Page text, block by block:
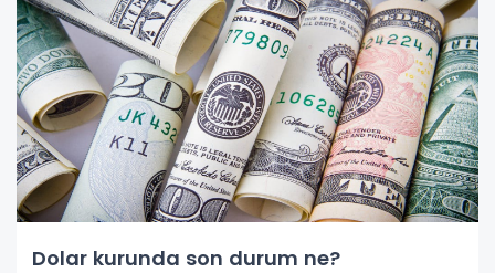
Dolar kurunda son durum ne?